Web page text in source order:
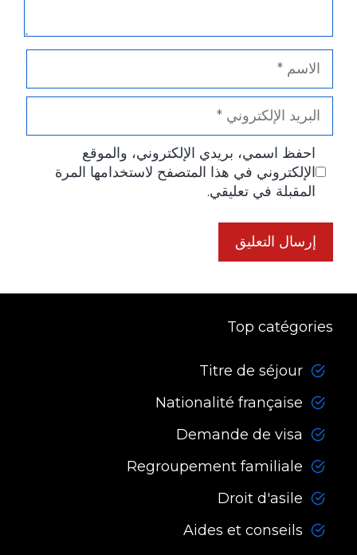
الاسم
البريد
الإلكتروني
احفظ اسمي، بريدي الإلكتروني، والموقع
الإلكتروني في هذا المتصفح لاستخدامها المرة
المقبلة في تعليقي.
Top catégories
Titre de séjour
Nationalité française
Demande de visa
Regroupement familiale
Droit d'asile
Aides et conseils